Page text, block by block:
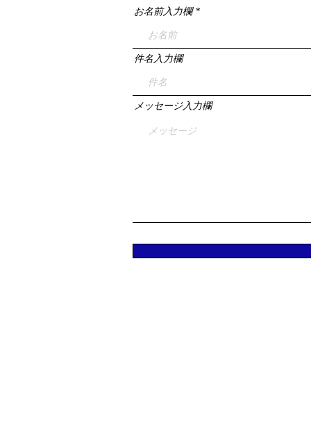
お名前入力欄
件名入力欄
メッセージ入力欄